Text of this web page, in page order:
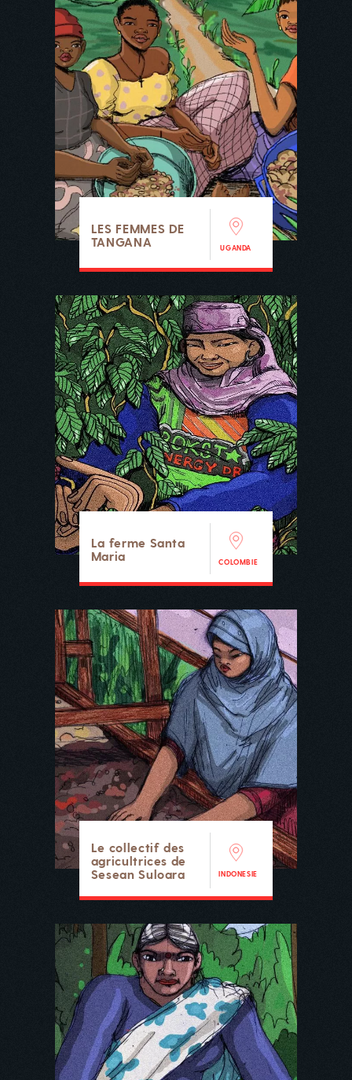
LES FEMMES DE
TANGANA
UGANDA
La ferme Santa
Maria
COLOMBIE
Le collectif des
agricultrices de
Sesean Suloara
INDONESIE